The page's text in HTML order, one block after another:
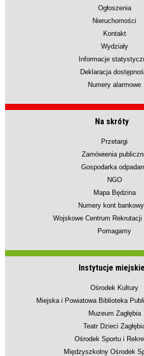
Ogłoszenia
Nieruchomości
Kontakt
Wydziały
Informacje
Deklaracja
Numery alarmowe
Na skróty
Przetargi
Zamówienia
Gospodarka
NGO
Mapa Będzina
Numery kont
Wojskowe Centrum Rekrutacji
Pomagamy
Instytucje miejskie
Ośrodek Kultury
Miejska i Powiatowa Biblioteka
Muzeum Zagłębia
Teatr Dzieci
Ośrodek Sportu i
Międzyszkolny Ośrodek